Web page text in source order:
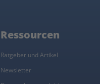
Ressourcen
Ratgeber und Artikel
Newsletter